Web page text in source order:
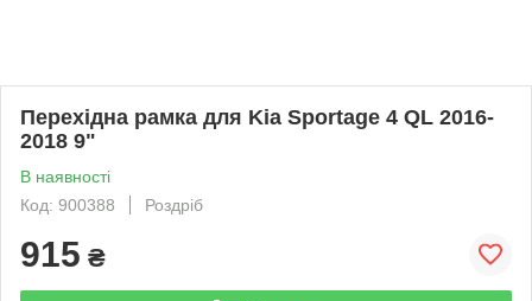
Перехідна рамка для Kia Sportage 4 QL 2016-
2018 9"
В наявності
Код: 900388
Роздріб
915 ₴